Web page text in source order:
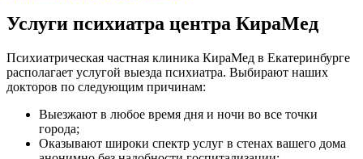
Услуги психиатра центра КираМед
Психиатрическая частная клиника КираМед в Екатеринбурге
располагает услугой выезда психиатра. Выбирают наших
докторов по следующим причинам:
Выезжают в любое время дня и ночи во все точки
города;
Оказывают широки спектр услуг в стенах вашего дома